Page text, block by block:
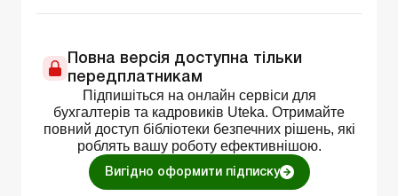
Повна версія доступна тільки
передплатникам
Підпишіться на онлайн сервіси для
бухгалтерів та кадровиків Uteka. Отримайте
повний доступ бібліотеки безпечних рішень, які
роблять вашу роботу ефективнішою.
Вигідно оформити підписку